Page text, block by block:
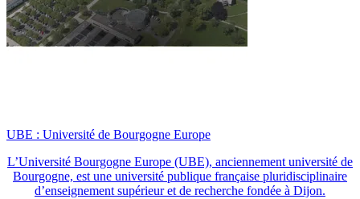
UBE : Université de Bourgogne Europe
L’Université Bourgogne Europe (UBE), anciennement université de
Bourgogne, est une université publique française pluridisciplinaire
d’enseignement supérieur et de recherche fondée à Dijon.